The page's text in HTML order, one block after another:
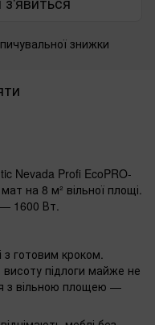
знижки
Nevada Profi EcoPRO-
на 8 м² вільної площі.
1600 Вт.
з готовим кроком.
підлоги майже не
з вільною площею —